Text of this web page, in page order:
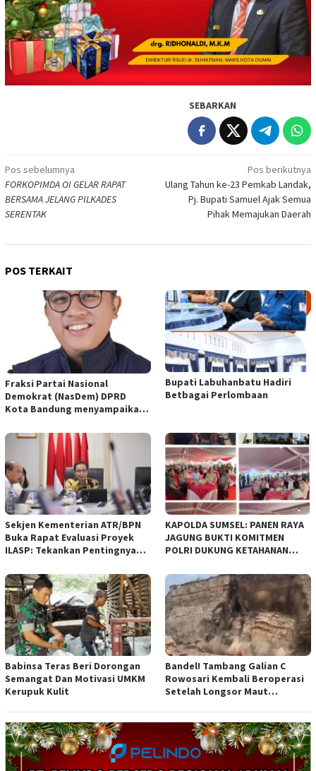
SEBARKAN
Navigasi
pos
Pos sebelumnya
FORKOPIMDA OI GELAR RAPAT
BERSAMA JELANG PILKADES
SERENTAK
Pos berikutnya
Ulang Tahun ke-23 Pemkab Landak,
Pj. Bupati Samuel Ajak Semua
Pihak Memajukan Daerah
POS TERKAIT
Fraksi Partai Nasional
Demokrat (NasDem) DPRD
Kota Bandung menyampaikan
empat Rancangan Peraturan
Daerah (Raperda) yang
diajukan Pemerintah Kota
Bandung
Bupati Labuhanbatu Hadiri
Betbagai Perlombaan
Sekjen Kementerian ATR/BPN
Buka Rapat Evaluasi Proyek
ILASP: Tekankan Pentingnya
Anggaran
KAPOLDA SUMSEL: PANEN RAYA
JAGUNG BUKTI KOMITMEN
POLRI DUKUNG KETAHANAN
Babinsa Teras Beri Dorongan
Semangat Dan Motivasi UMKM
Kerupuk Kulit
Bandel! Tambang Galian C
Rowosari Kembali Beroperasi
Setelah Longsor Maut